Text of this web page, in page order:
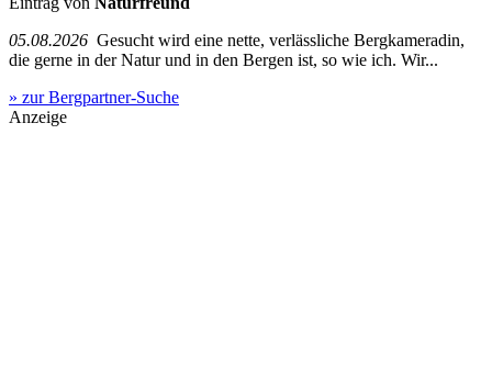
05.08.2026 Gesucht wird eine nette, verlässliche Bergkameradin,
die gerne in der Natur und in den Bergen ist, so wie ich. Wir...
» zur Bergpartner-Suche
Anzeige